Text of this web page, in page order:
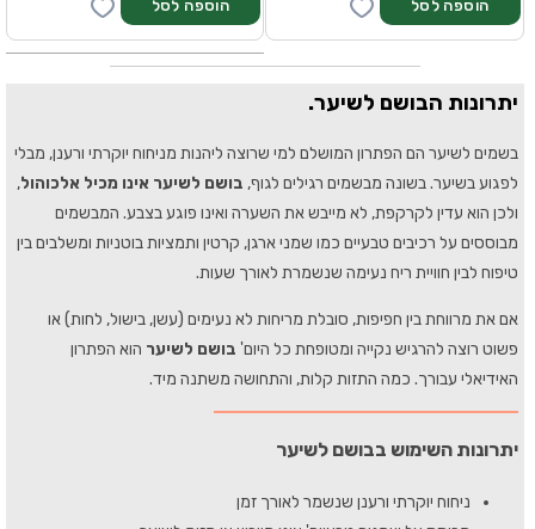
יתרונות הבושם לשיער.
בשמים לשיער הם הפתרון המושלם למי שרוצה ליהנות מניחוח יוקרתי ורענן, מבלי
לפגוע בשיער. בשונה מבשמים רגילים לגוף, בושם לשיער אינו מכיל אלכוהול,
ולכן הוא עדין לקרקפת, לא מייבש את השערה ואינו פוגע בצבע. המבשמים
מבוססים על רכיבים טבעיים כמו שמני ארגן, קרטין ותמציות בוטניות ומשלבים בין
טיפוח לבין חוויית ריח נעימה שנשמרת לאורך שעות.
אם את מרווחת בין חפיפות, סובלת מריחות לא נעימים (עשן, בישול, לחות) או
פשוט רוצה להרגיש נקייה ומטופחת כל היום' בושם לשיער הוא הפתרון
האידיאלי עבורך. כמה התזות קלות, והתחושה משתנה מיד.
יתרונות השימוש בבושם לשיער
ניחוח יוקרתי ורענן שנשמר לאורך זמן